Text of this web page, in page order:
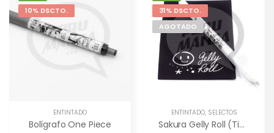
10% DSCTO.
ENTINTADO
Bolígrafo One Piece
31% DSCTO.
AGOTADO
ENTINTADO, SELECTOS
Sakura Gelly Roll (Tinta Blanca)